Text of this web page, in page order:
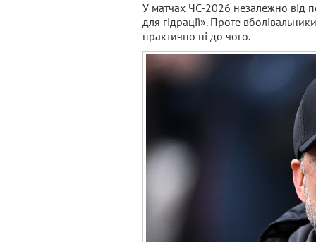
У матчах ЧС-2026 незалежно від
для гідрації». Проте
практично ні до чого.